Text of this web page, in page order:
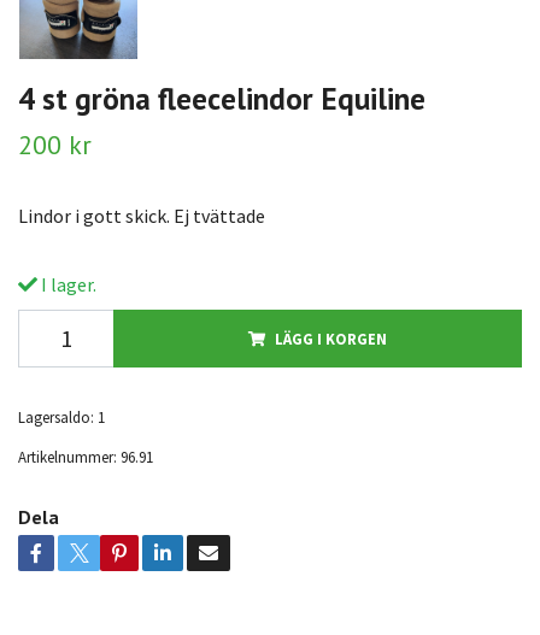
4 st gröna fleecelindor Equiline
200 kr
Lindor i gott skick. Ej tvättade
I lager.
LÄGG I KORGEN
Lagersaldo: 1
Artikelnummer: 96.91
Dela